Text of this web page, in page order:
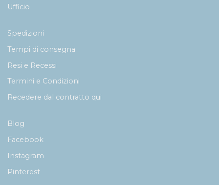
Ufficio
Spedizioni
Tempi di consegna
Resi e Recessi
Termini e Condizioni
Recedere dal contratto qui
Blog
Facebook
Instagram
Pinterest